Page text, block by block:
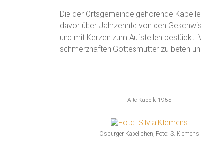
Die der Ortsgemeinde gehörende
davor über Jahrzehnte von den
und mit Kerzen zum Aufstellen bestückt.
schmerzhaften Gottesmutter zu beten
Alte Kapelle 1955
Osburger Kapellchen, Foto: S. Klemens